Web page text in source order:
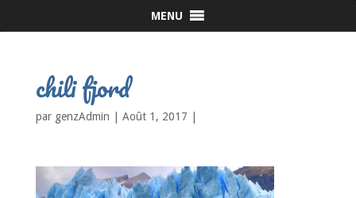
MENU
chili fjord
par genzAdmin Août 1, 2017